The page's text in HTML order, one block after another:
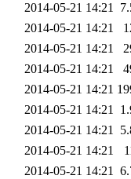
2014-05-21 14:21
2014-05-21 14:21
2014-05-21 14:21
2014-05-21 14:21
2014-05-21 14:21
2014-05-21 14:21
2014-05-21 14:21
2014-05-21 14:21
2014-05-21 14:21